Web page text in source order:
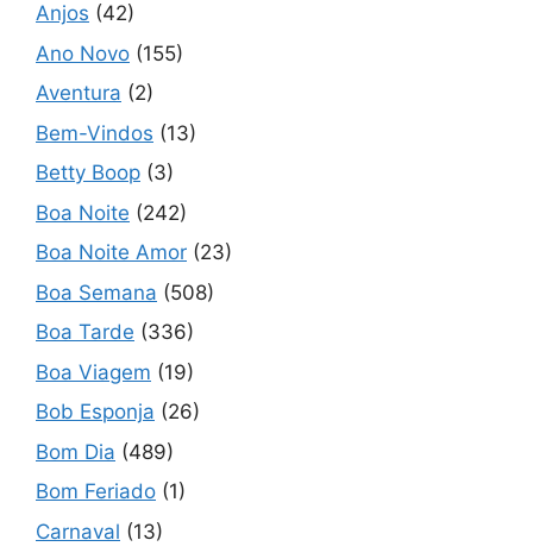
Anjos (42)
Ano Novo (155)
Aventura (2)
Bem-Vindos (13)
Betty Boop (3)
Boa Noite (242)
Boa Noite Amor (23)
Boa Semana (508)
Boa Tarde (336)
Boa Viagem (19)
Bob Esponja (26)
Bom Dia (489)
Bom Feriado (1)
Carnaval (13)